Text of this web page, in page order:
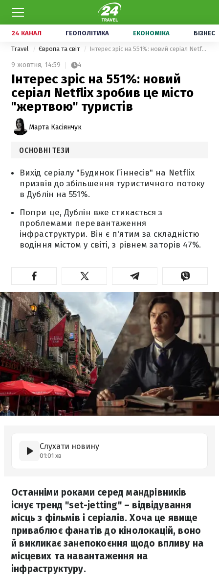
24 КАНАЛ ГЕОПОЛІТИКА ЕКОНОМІКА БІЗНЕС
Travel Європа та світ Інтерес зріс на 551%: новий серіал Netflix зробив це місто "жертвою" туристів
9 жовтня, 14:59 4
Інтерес зріс на 551%: новий
серіал Netflix зробив це місто
"жертвою" туристів
Марта Касіянчук
ОСНОВНІ ТЕЗИ
Вихід серіалу "Будинок Гіннесів" на Netflix
призвів до збільшення туристичного потоку
в Дублін на 551%.
Попри це, Дублін вже стикається з
проблемами перевантаження
інфраструктури. Він є п'ятим за складністю
водіння містом у світі, з рівнем заторів 47%.
Слухати новину
01:01 хв
Останніми роками серед мандрівників
існує тренд "set-jetting" – відвідування
місць з фільмів і серіалів. Хоча це явище
приваблює фанатів до кінолокацій, воно
й викликає занепокоєння щодо впливу на
місцевих та навантаження на
інфраструктуру.